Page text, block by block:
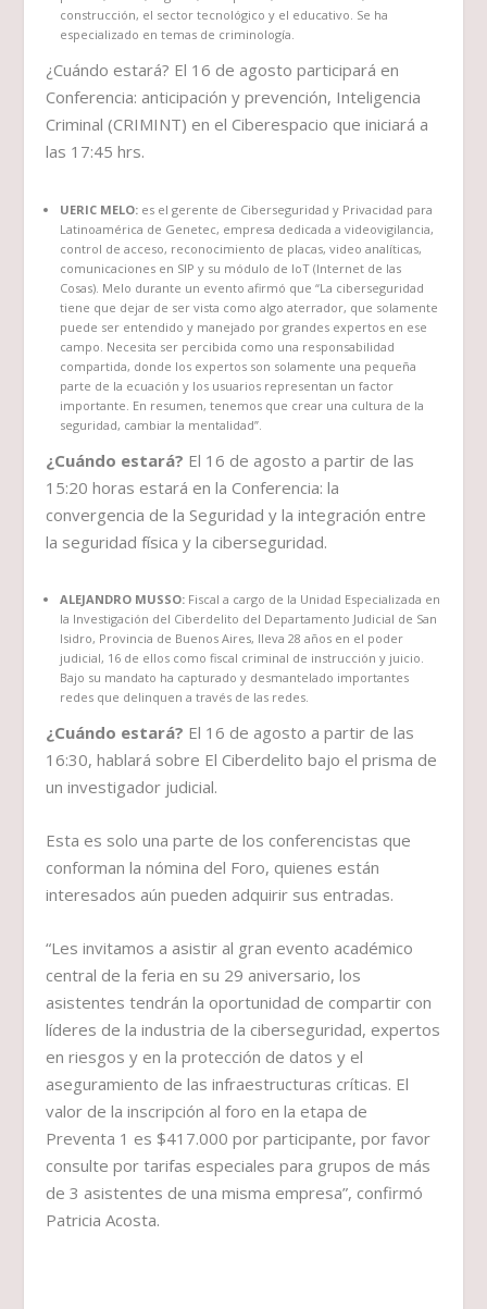
construcción, el sector tecnológico y el educativo. Se ha
especializado en temas de criminología.
¿Cuándo estará? El 16 de agosto participará en
Conferencia: anticipación y prevención, Inteligencia
Criminal (CRIMINT) en el Ciberespacio que iniciará a
las 17:45 hrs.
UERIC MELO:es el gerente de Ciberseguridad y Privacidad para
Latinoamérica de Genetec, empresa dedicada a videovigilancia,
control de acceso, reconocimiento de placas, video analíticas,
comunicaciones en SIP y su módulo de IoT (Internet de las
Cosas). Melo durante un evento afirmó que “La ciberseguridad
tiene que dejar de ser vista como algo aterrador, que solamente
puede ser entendido y manejado por grandes expertos en ese
campo. Necesita ser percibida como una responsabilidad
compartida, donde los expertos son solamente una pequeña
parte de la ecuación y los usuarios representan un factor
importante. En resumen, tenemos que crear una cultura de la
seguridad, cambiar la mentalidad”.
¿Cuándo estará? El 16 de agosto a partir de las
15:20 horas estará en la Conferencia: la
convergencia de la Seguridad y la integración entre
la seguridad física y la ciberseguridad.
ALEJANDRO MUSSO:Fiscal a cargo de la Unidad Especializada en
la Investigación del Ciberdelito del Departamento Judicial de San
Isidro, Provincia de Buenos Aires, lleva 28 años en el poder
judicial, 16 de ellos como fiscal criminal de instrucción y juicio.
Bajo su mandato ha capturado y desmantelado importantes
redes que delinquen a través de las redes.
¿Cuándo estará? El 16 de agosto a partir de las
16:30, hablará sobre El Ciberdelito bajo el prisma de
un investigador judicial.
Esta es solo una parte de los conferencistas que
conforman la nómina del Foro, quienes están
interesados aún pueden adquirir sus entradas.
“Les invitamos a asistir al gran evento académico
central de la feria en su 29 aniversario, los
asistentes tendrán la oportunidad de compartir con
líderes de la industria de la ciberseguridad, expertos
en riesgos y en la protección de datos y el
aseguramiento de las infraestructuras críticas. El
valor de la inscripción al foro en la etapa de
Preventa 1 es $417.000 por participante, por favor
consulte por tarifas especiales para grupos de más
de 3 asistentes de una misma empresa”, confirmó
Patricia Acosta.